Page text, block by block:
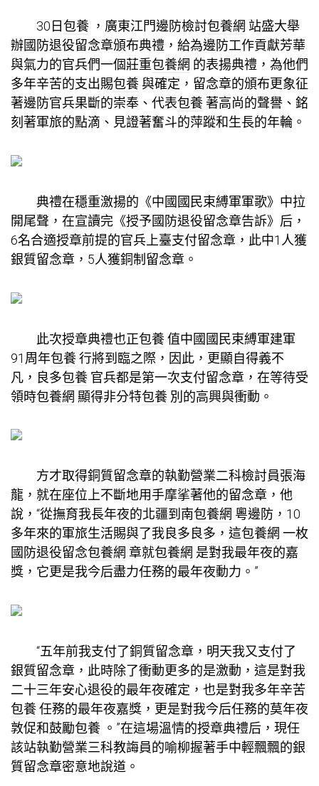
30日包養 ，廣東江門邊防檢討包養網 站盛大舉
辦國防退役留念章頒布典禮，給為邊防工作貢獻芳華
與氣力的官兵們一個莊重包養網 的表揚典禮，為他們
多年辛苦的支出賜包養與確定，留念章的頒布更象征
著邊防官兵果斷的崇奉、代表包養 著高尚的聲譽、銘
刻著軍旅的點滴、見證著奮斗的萍蹤和生長的年輪。
典禮在穩重激揚的《中國國民束縛軍軍歌》中拉
開尾聲，在宣讀完《授予國防退役留念章告訴》后，
6名合適授章前提的官兵上臺支付留念章，此中1人獲
銀質留念章，5人獲銅制留念章。
此次授章典禮也正包養值中國國民束縛軍建軍
91周年包養行將到臨之際，因此，更顯自得義不
凡，良多包養 官兵都是第一次支付留念章，在等待受
領時包養網 顯得非分特包養 別的高興與衝動。
方才取得銅質留念章的執勤營業二科檢討員張海
龍，就在座位上不斷地用手摩挲著他的留念章，他
說，“從撫育我長年夜的北疆到南包養網 粵邊防，10
多年來的軍旅生活賜與了我良多良多，這包養網 一枚
國防退役留念包養網 章就包養網 是對我最年夜的嘉
獎，它更是我今后盡力任務的最年夜動力。”
“五年前我支付了銅質留念章，明天我又支付了
銀質留念章，此時除了衝動更多的是激動，這是對我
二十三年安心退役的最年夜確定，也是對我多年辛苦
包養任務的最年夜嘉獎，更是對我今后任務的莫年夜
敦促和鼓勵包養 。”在這場溫情的授章典禮后，現任
該站執勤營業三科教誨員的喻柳握著手中輕飄飄的銀
質留念章密意地說道。